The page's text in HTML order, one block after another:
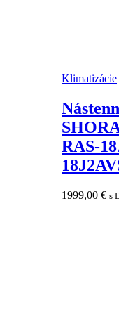
Klimatizácie
RAS-
1999,00 € s